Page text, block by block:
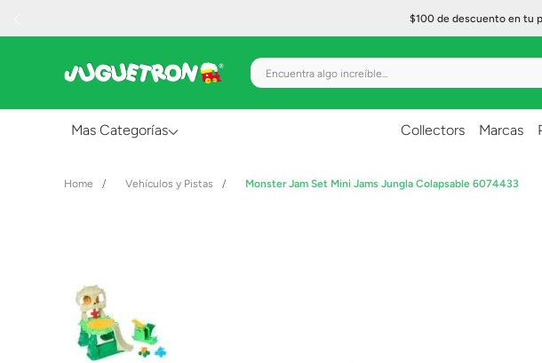
$100 de descuento en tu
Encuentra algo increíble...
Mas Categorías
Figuras de Acción
Gadgets y Electrónicos
Collectors Marcas
Vehículos y Pistas Monster Jam Set Mini Jams Jungla Colapsable 6074433